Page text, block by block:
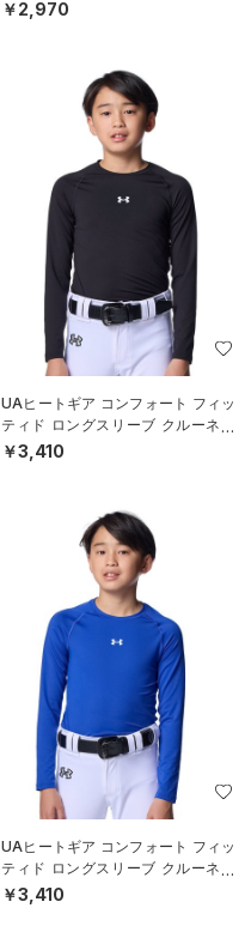
ック シャツ（ベースボール/BOY
￥2,970
UAヒートギア コンフォート フィッ
ティド ロングスリーブ クルーネッ
ク シャツ（ベースボール/BOYS）
￥3,410
UAヒートギア コンフォート フィッ
ティド ロングスリーブ クルーネッ
ク シャツ（ベースボール/BOYS）
￥3,410